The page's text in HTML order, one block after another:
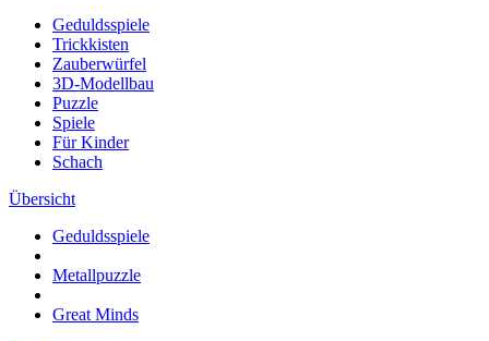
Geduldsspiele
Trickkisten
Zauberwürfel
3D-Modellbau
Puzzle
Spiele
Für Kinder
Schach
Übersicht
Geduldsspiele
Metallpuzzle
Great Minds